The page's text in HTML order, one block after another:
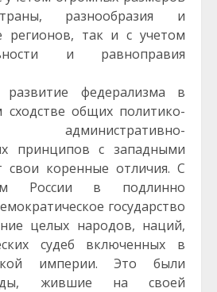
разнообразия и
регионов, так и с учетом
и равноправия
федерализма в
сходстве общих политико-
принципов с западными
свои коренные отличия. С
России в подлинно
государство
целых народов, наций,
судеб включенных в
империи. Это были
жившие на своей